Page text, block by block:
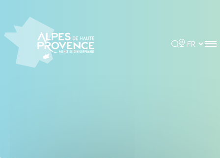
Rechercher
Choisir la